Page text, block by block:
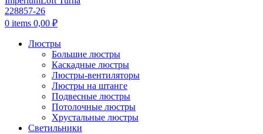
0 items 0,00 ₽
Люстры
Большие люстры
Каскадные люстры
Люстры-вентиляторы
Люстры на штанге
Подвесные люстры
Потолочные люстры
Хрустальные люстры
Светильники